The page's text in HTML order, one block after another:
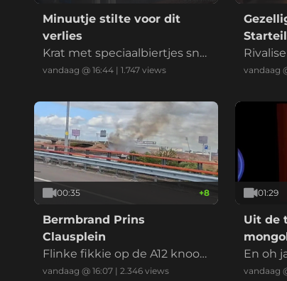
Minuutje stilte voor dit
verlies
Krat met speciaalbiertjes sne
uvelt vlak voordat vakantie o
vandaag @ 16:44 | 1.747 views
Friese
vandaag
00:35 +8
Bermbrand Prins
Clausplein
Flinke fikkie op de A12 knoop
punt Prins Clausplein bij Den
vandaag @ 16:07 | 2.346 views
01:29
Uit de
op
En oh
vandaag